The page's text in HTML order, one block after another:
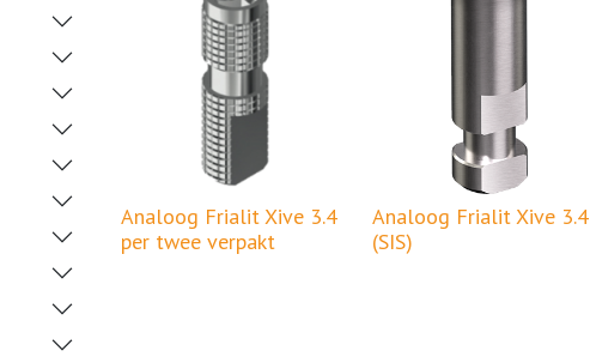
Analoog Frialit Xive 3.4
per twee verpakt
Analoog Frialit Xive 3.4
(SIS)